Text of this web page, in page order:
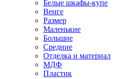
Белые шкафы-купе
Венге
Размер
Маленькие
Большие
Средние
Отделка и материал
МДФ
Пластик